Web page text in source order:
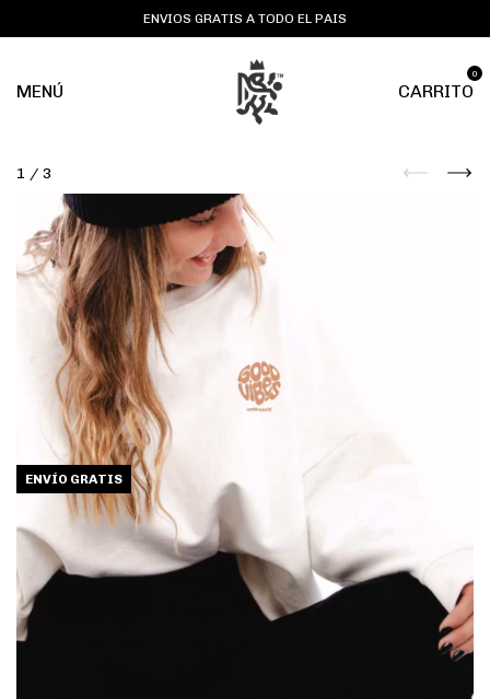
ENVIOS GRATIS A TODO EL PAIS
MENÚ CARRITO
0
1 / 3
ENVÍO GRATIS